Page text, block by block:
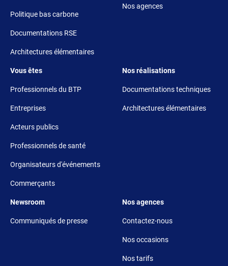
Politique bas carbone
Documentations RSE
Architectures élémentaires
Nos agences
Footer 3
Vous êtes
Professionnels du BTP
Entreprises
Acteurs publics
Professionnels de santé
Organisateurs d'événements
Commerçants
Footer 4
Nos réalisations
Documentations techniques
Architectures élémentaires
Footer 5
Newsroom
Communiqués de presse
Footer 6
Nos agences
Contactez-nous
Nos occasions
Nos tarifs